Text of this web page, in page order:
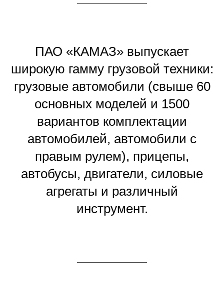
ПАО «КАМАЗ» выпускает
широкую гамму грузовой техники:
грузовые автомобили (свыше 60
основных моделей и 1500
вариантов комплектации
автомобилей, автомобили с
правым рулем), прицепы,
автобусы, двигатели, силовые
агрегаты и различный
инструмент.